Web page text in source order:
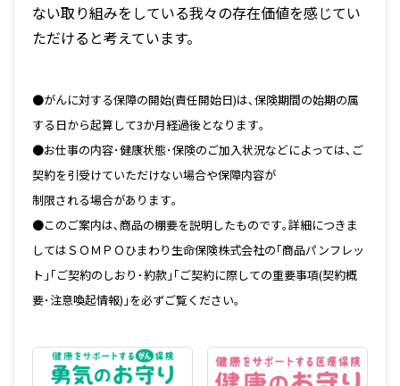
ない取り組みをしている我々の存在価値を感じてい
ただけると考えています。
●がんに対する保障の開始(責任開始日)は､保険期間の始期の属
する日から起算して3か月経過後となります｡
●お仕事の内容･健康状態･保険のご加入状況などによっては､ご
契約を引受けていただけない場合や保障内容が
制限される場合があります｡
●このご案内は､商品の棚要を説明したものです｡詳細につきま
してはＳＯＭＰＯひまわり生命保険株式会社の｢商品パンフレッ
ト｣｢ご契約のしおり･約款｣｢ご契約に際しての重要事項(契約概
要･注意喚起情報)｣を必ずご覧ください｡